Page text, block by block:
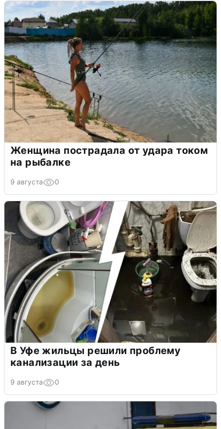
Женщина пострадала от удара током
на рыбалке
9 августа 0
В Уфе жильцы решили проблему
канализации за день
9 августа 0